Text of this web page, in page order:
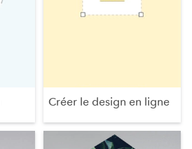
Créer le design en ligne